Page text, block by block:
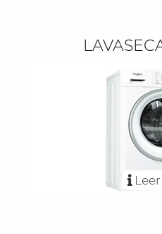
Leer